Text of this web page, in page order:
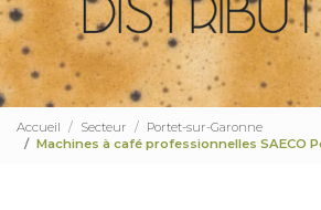
Accueil Secteur
Portet-sur-Garonne
Machines à café professionnelles SAECO